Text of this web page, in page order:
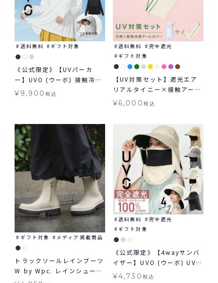
送料無料 ギフト対象
《公式限定》【UVパーカ
ー】UVO (ウーボ) 接触冷感
UVグッズ ラッシュガード ギ
¥ 9,900税込
送料無料
完全遮光
ギフト対象
【UV対策セット】遮光エア
リアルタイニー×接触アーム
カバー セット 折りたたみ日
¥6,000 税込
ギフト対象 メディア掲載商品
トラックソールレインブーツ
W by Wpc. レインシューズ
ギフト対象
送料無料
完全遮光
ギフト対象
《公式限定》【4wayサンバ
イザー】UVO (ウーボ) UVカ
ット 帽子 ギフト対象 ≪送料
¥4,730 税込